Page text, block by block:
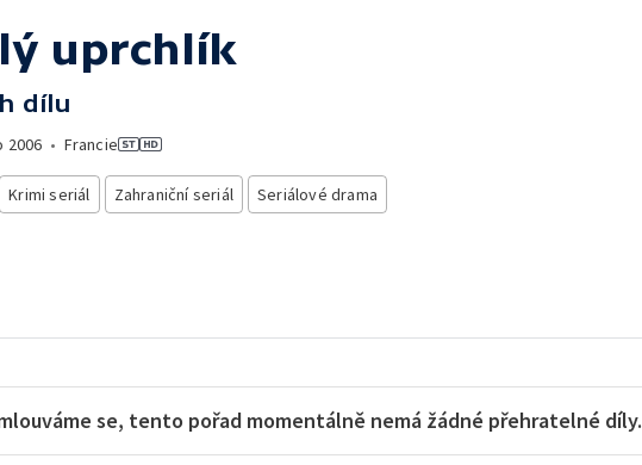
uprchlík
dílu
2006 • Francie
Krimi seriál Zahraniční seriál Seriálové drama
se, tento pořad momentálně nemá žádné přehratelné díly.